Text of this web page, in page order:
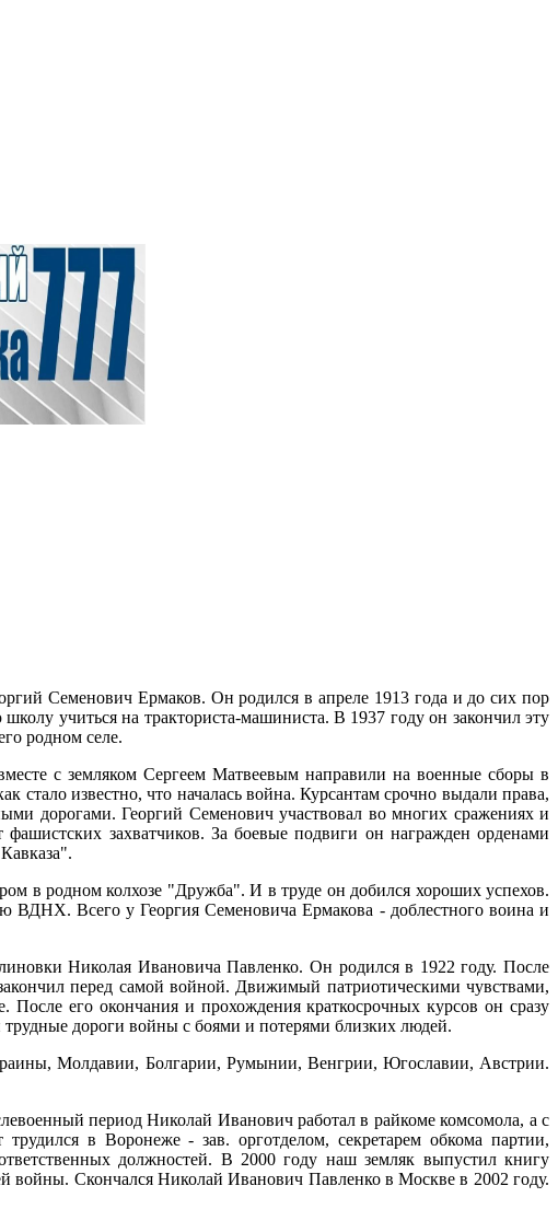
Семенович Ермаков. Он родился в апреле 1913 года и до сих пор
учиться на тракториста-машиниста. В 1937 году он закончил эту
родном селе.
с земляком Сергеем Матвеевым направили на военные сборы в
стало известно, что началась война. Курсантам срочно выдали права,
дорогами. Георгий Семенович участвовал во многих сражениях и
захватчиков. За боевые подвиги он награжден орденами
в родном колхозе "Дружба". И в труде он добился хороших успехов.
ВДНХ. Всего у Георгия Семеновича Ермакова - доблестного воина и
Николая Ивановича Павленко. Он родился в 1922 году. После
перед самой войной. Движимый патриотическими чувствами,
его окончания и прохождения краткосрочных курсов он сразу
дороги войны с боями и потерями близких людей.
Молдавии, Болгарии, Румынии, Венгрии, Югославии, Австрии.
период Николай Иванович работал в райкоме комсомола, а с
в Воронеже - зав. орготделом, секретарем обкома партии,
должностей. В 2000 году наш земляк выпустил книгу
войны. Скончался Николай Иванович Павленко в Москве в 2002 году.